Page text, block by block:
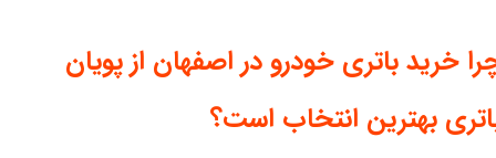
خرید باتری خودرو در اصفهان از پویان
بهترین انتخاب است؟